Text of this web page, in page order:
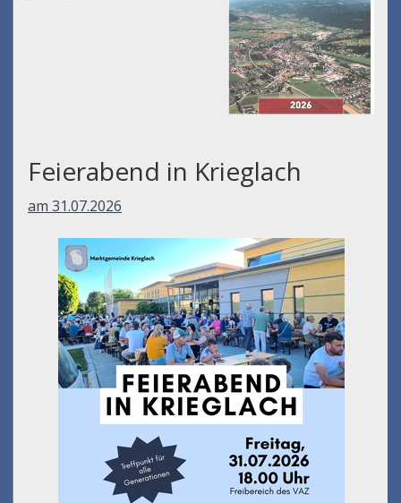
Feierabend in Krieglach
am 31.07.2026